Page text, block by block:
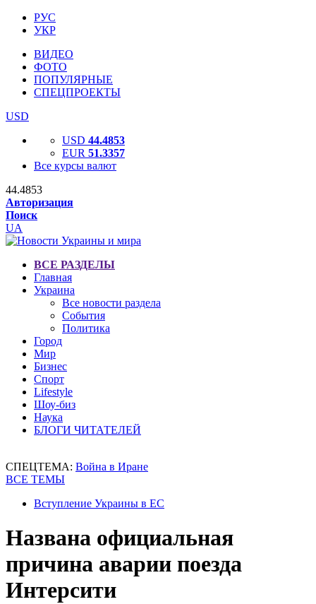
РУС
УКР
ВИДЕО
ФОТО
ПОПУЛЯРНЫЕ
СПЕЦПРОЕКТЫ
USD
USD 44.4853
EUR 51.3357
Все курсы валют
44.4853
Авторизация
Поиск
UA
ВСЕ РАЗДЕЛЫ
Главная
Украина
Все новости раздела
События
Политика
Город
Мир
Бизнес
Спорт
Lifestyle
Шоу-биз
Наука
БЛОГИ ЧИТАТЕЛЕЙ
СПЕЦТЕМА: Война в Иране
ВСЕ ТЕМЫ
Вступление Украины в ЕС
Названа официальная
причина аварии поезда
Интерсити